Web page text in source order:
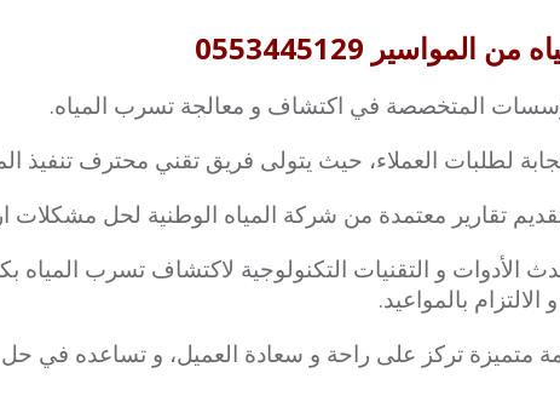
0553445129
المتخصصة في اكتشاف و معالجة تسرب المياه.
لطلبات العملاء، حيث يتولى فريق تقني محترف تنفيذ
تقارير معتمدة من شركة المياه الوطنية لحل مشكلات
و التقنيات التكنولوجية لاكتشاف تسرب المياه
بالمواعيد.
متميزة تركز على راحة و سعادة العميل، و تساعده في